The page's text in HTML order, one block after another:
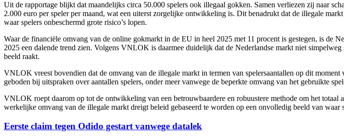
Uit de rapportage blijkt dat maandelijks circa 50.000 spelers ook illegaal gokken. Samen verliezen zij naar
2.000 euro per speler per maand, wat een uiterst zorgelijke ontwikkeling is. Dit benadrukt dat de illegale
waar spelers onbeschermd grote risico’s lopen.
Waar de financiële omvang van de online gokmarkt in de EU in heel 2025 met 11 procent is gestegen, is de
2025 een dalende trend zien. Volgens VNLOK is daarmee duidelijk dat de Nederlandse markt niet
beeld raakt.
VNLOK vreest bovendien dat de omvang van de illegale markt in termen van spelersaantallen op dit
geboden bij uitspraken over aantallen spelers, onder meer vanwege de beperkte omvang van het gebruikte
VNLOK roept daarom op tot de ontwikkeling van een betrouwbaardere en robuustere methode om het totaal
werkelijke omvang van de illegale markt dreigt beleid gebaseerd te worden op een onvolledig beeld van waar
Eerste claim tegen Odido gestart vanwege datalek